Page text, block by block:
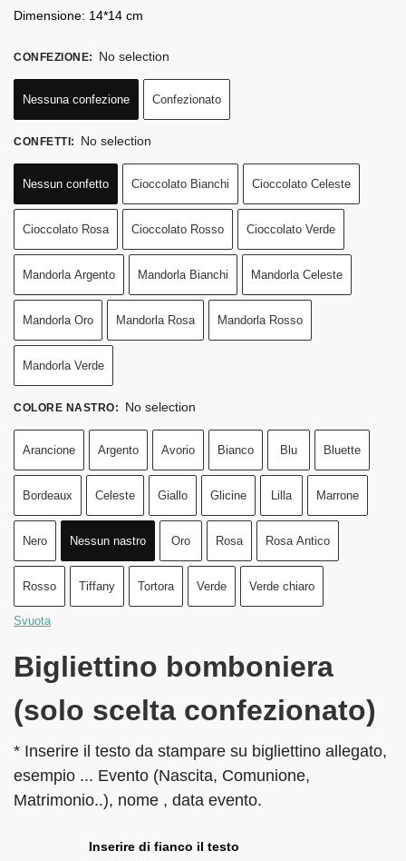
Dimensione: 14*14 cm
CONFEZIONE: No selection
Nessuna confezione Confezionato
CONFETTI: No selection
Nessun confetto Cioccolato Bianchi Cioccolato Celeste
Cioccolato Rosa Cioccolato Rosso Cioccolato Verde
Mandorla Argento Mandorla Bianchi Mandorla Celeste
Mandorla Oro Mandorla Rosa Mandorla Rosso
Mandorla Verde
COLORE NASTRO: No selection
Arancione Argento Avorio Bianco Blu Bluette
Bordeaux Celeste Giallo Glicine Lilla Marrone
Nero Nessun nastro Oro Rosa Rosa Antico
Rosso Tiffany Tortora Verde Verde chiaro
Svuota
Bigliettino bomboniera
(solo scelta confezionato)
* Inserire il testo da stampare su bigliettino allegato,
esempio ... Evento (Nascita, Comunione,
Matrimonio..), nome , data evento.
Inserire di fianco il testo